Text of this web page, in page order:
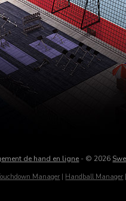
de hand en ligne - © 2026
Manager Handball Manager